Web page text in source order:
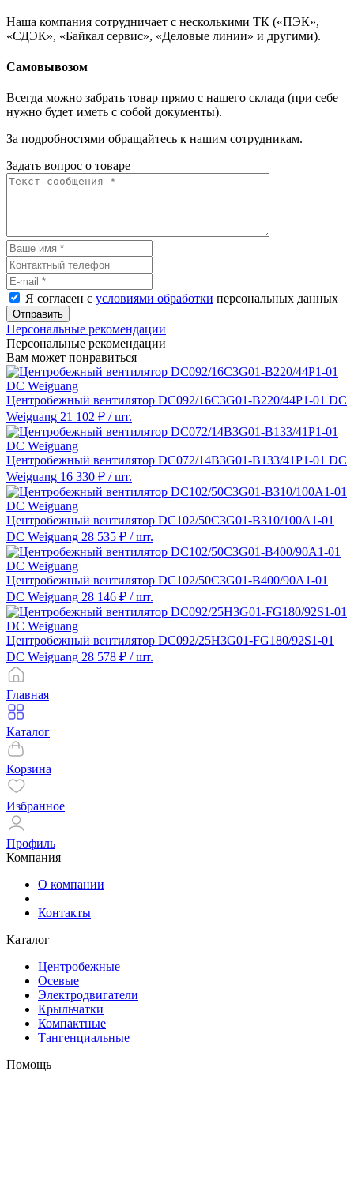
Наша компания сотрудничает с несколькими ТК («ПЭК»,
«СДЭК», «Байкал сервис», «Деловые линии» и другими).
Самовывозом
Всегда можно забрать товар прямо с нашего склада (при себе
нужно будет иметь с собой документы).
За подробностями обращайтесь к нашим сотрудникам.
Задать вопрос о товаре
Я согласен с условиями обработки персональных данных
Отправить
Персональные рекомендации
Персональные рекомендации
Вам может понравиться
Центробежный вентилятор DC092/16C3G01-B220/44P1-01 DC
Weiguang 21 102 ₽ / шт.
Центробежный вентилятор DC072/14B3G01-B133/41P1-01 DC
Weiguang 16 330 ₽ / шт.
Центробежный вентилятор DC102/50C3G01-B310/100A1-01
DC Weiguang 28 535 ₽ / шт.
Центробежный вентилятор DC102/50C3G01-B400/90A1-01
DC Weiguang 28 146 ₽ / шт.
Центробежный вентилятор DC092/25H3G01-FG180/92S1-01
DC Weiguang 28 578 ₽ / шт.
Главная
Каталог
Корзина
Избранное
Профиль
Компания
О компании
Контакты
Каталог
Центробежные
Осевые
Электродвигатели
Крыльчатки
Компактные
Тангенциальные
Помощь